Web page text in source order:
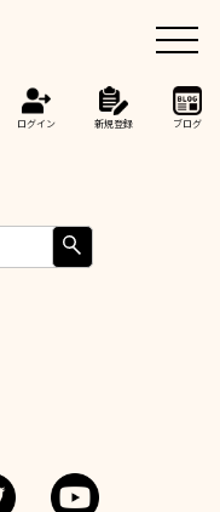
ログイン 新規登録 ブログ